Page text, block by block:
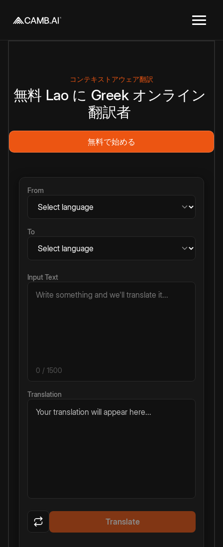
コンテキストアウェア翻訳
無料 Lao に Greek オンライン
翻訳者
無料で始める
From
To
Input Text
0 / 1500
Translation
Your translation will appear here...
Translate